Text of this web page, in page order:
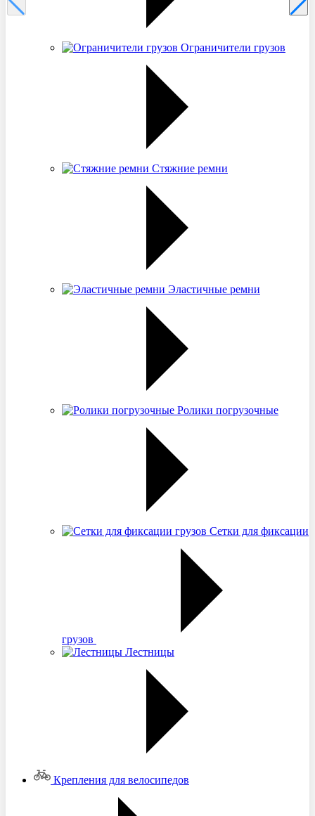
Ограничители грузов
Стяжние ремни
Эластичные ремни
Ролики погрузочные
Сетки для фиксации
грузов
Лестницы
Крепления для велосипедов